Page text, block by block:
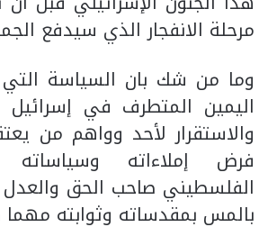
مرحلة الانفجار الذي سيدفع
وما من شك بان السياسة
اليمين المتطرف في
والاستقرار لأحد وواهم من
فرض إملاءاته
الفلسطيني صاحب الحق
بالمس بمقدساته وثوابته مهما